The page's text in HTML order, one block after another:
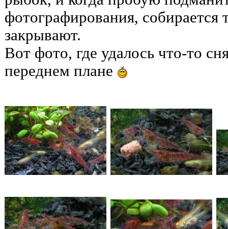
фотографирования, собирается
закрывают.
Вот фото, где удалось что-то
переднем плане